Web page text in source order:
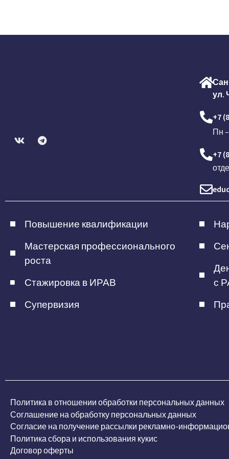
ул.
+7
Пн
+7
Повышение квалификации
Мастерская профессионального
роста
Стажировка в ИРАВ
Супервизия
с
Политика в отношении обработки персональных данных
Соглашение на обработку персональных данных
Согласие на получение рассылки рекламно-
Политика сбора и использования кукис
Договор оферты